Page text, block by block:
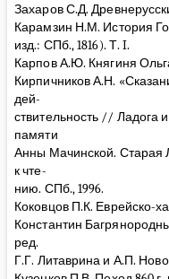
Захаров С.Д.
Карамзин Н.М. История
изд.: СПб., 1816). Т. I.
Карпов А.Ю. Княгиня
Кирпичников А.Н.
дей-
ствительность // Ладога
памяти
Анны Мачинской. Старая
к чте-
нию. СПб., 1996.
Коковцов П.К. Еврейско-
Константин
ред.
Г.Г. Литаврина и А.П.